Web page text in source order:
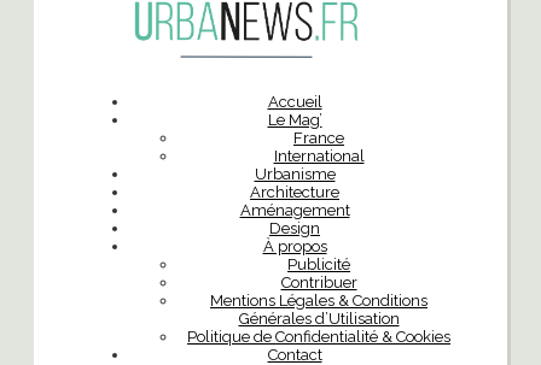
Accueil
Le Mag’
France
International
Urbanisme
Architecture
Aménagement
Design
À propos
Publicité
Contribuer
Mentions Légales & Conditions
Générales d’Utilisation
Politique de Confidentialité & Cookies
Contact